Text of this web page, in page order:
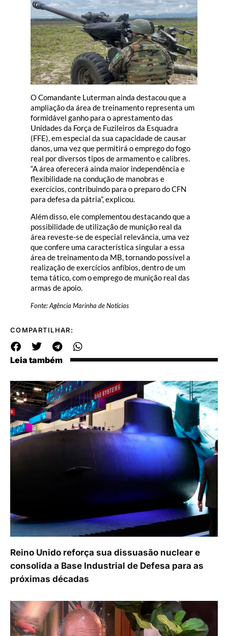
O Comandante Luterman ainda destacou que a
ampliação da área de treinamento representa um
formidável ganho para o aprestamento das
Unidades da Força de Fuzileiros da Esquadra
(FFE), em especial da sua capacidade de causar
danos, uma vez que permitirá o emprego do fogo
real por diversos tipos de armamento e calibres.
“A área oferecerá ainda maior independência e
flexibilidade na condução de manobras e
exercícios, contribuindo para o preparo do CFN
para defesa da pátria”, explicou.
Além disso, ele complementou destacando que a
possibilidade de utilização de munição real da
área reveste-se de especial relevância, uma vez
que confere uma característica singular a essa
área de treinamento da MB, tornando possível a
realização de exercícios anfíbios, dentro de um
tema tático, com o emprego de munição real das
armas de apoio.
Fonte: Agência Marinha de Notícias
COMPARTILHAR:
Leia também
Reino Unido reforça sua dissuasão nuclear e
consolida a Base Industrial de Defesa para as
próximas décadas